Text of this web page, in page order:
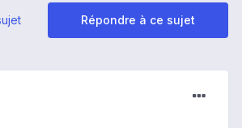
Répondre à ce sujet